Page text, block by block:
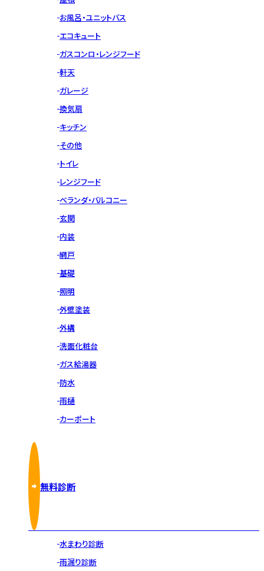
お風呂・ユニットバス
エコキュート
ガスコンロ・レンジフード
軒天
ガレージ
換気扇
キッチン
その他
トイレ
レンジフード
ベランダ・バルコニー
玄関
内装
網戸
基礎
照明
外壁塗装
外構
洗面化粧台
ガス給湯器
防水
雨樋
カーポート
無料診断
水まわり診断
雨漏り診断